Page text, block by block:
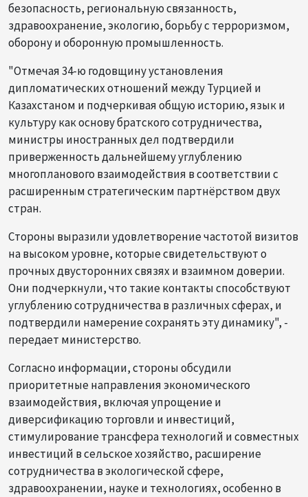
безопасность, региональную связанность,
здравоохранение, экологию, борьбу с терроризмом,
оборону и оборонную промышленность.
"Отмечая 34-ю годовщину установления
дипломатических отношений между Турцией и
Казахстаном и подчеркивая общую историю, язык и
культуру как основу братского сотрудничества,
министры иностранных дел подтвердили
приверженность дальнейшему углублению
многопланового взаимодействия в соответствии с
расширенным стратегическим партнёрством двух
стран.
Стороны выразили удовлетворение частотой визитов
на высоком уровне, которые свидетельствуют о
прочных двусторонних связях и взаимном доверии.
Они подчеркнули, что такие контакты способствуют
углублению сотрудничества в различных сферах, и
подтвердили намерение сохранять эту динамику", -
передает министерство.
Согласно информации, стороны обсудили
приоритетные направления экономического
взаимодействия, включая упрощение и
диверсификацию торговли и инвестиций,
стимулирование трансфера технологий и совместных
инвестиций в сельское хозяйство, расширение
сотрудничества в экологической сфере,
здравоохранении, науке и технологиях, особенно в